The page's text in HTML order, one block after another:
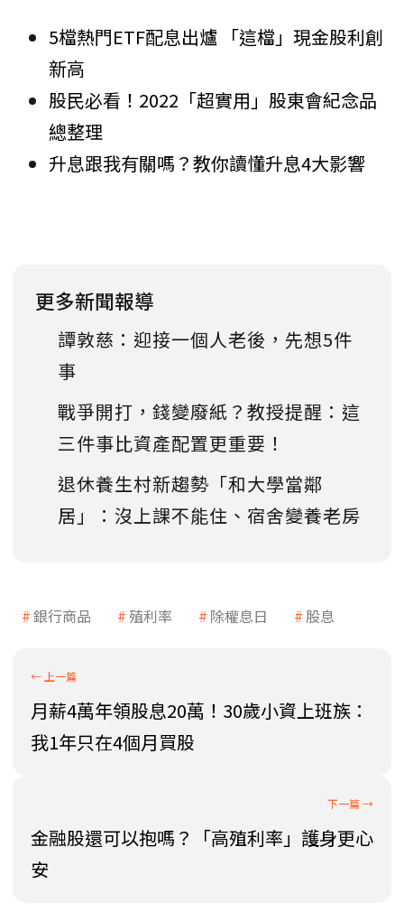
5檔熱門ETF配息出爐 「這檔」現金股利創
新高
股民必看！2022「超實用」股東會紀念品
總整理
升息跟我有關嗎？教你讀懂升息4大影響
更多新聞報導
譚敦慈：迎接一個人老後，先想5件
事
戰爭開打，錢變廢紙？教授提醒：這
三件事比資產配置更重要！
退休養生村新趨勢「和大學當鄰
居」：沒上課不能住、宿舍變養老房
銀行商品 殖利率 除權息日 股息
月薪4萬年領股息20萬！30歲小資上班族：
我1年只在4個月買股
金融股還可以抱嗎？「高殖利率」護身更心
安